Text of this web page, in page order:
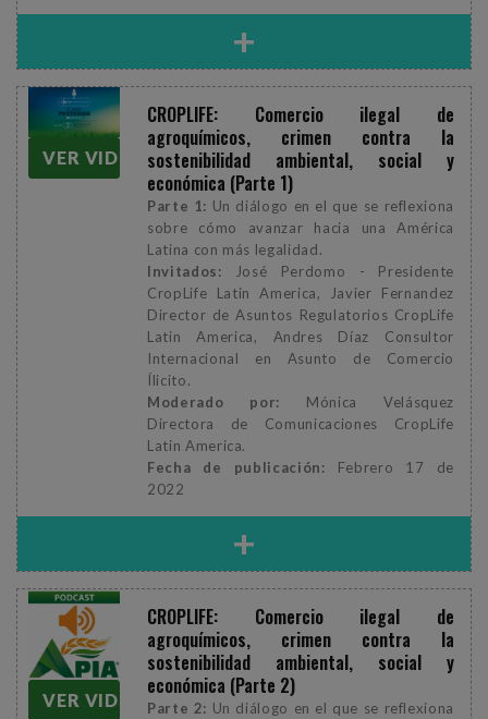
+
VER VIDEO
CROPLIFE: Comercio ilegal de
agroquímicos, crimen contra la
sostenibilidad ambiental, social y
económica (Parte 1)
Parte 1: Un diálogo en el que se reflexiona
sobre cómo avanzar hacia una América
Latina con más legalidad.
Invitados: José Perdomo - Presidente
CropLife Latin America, Javier Fernandez
Director de Asuntos Regulatorios CropLife
Latin America, Andres Díaz Consultor
Internacional en Asunto de Comercio
Ílicito.
Moderado por: Mónica Velásquez
Directora de Comunicaciones CropLife
Latin America.
Fecha de publicación: Febrero 17 de
2022
+
VER VIDEO
CROPLIFE: Comercio ilegal de
agroquímicos, crimen contra la
sostenibilidad ambiental, social y
económica (Parte 2)
Parte 2: Un diálogo en el que se reflexiona